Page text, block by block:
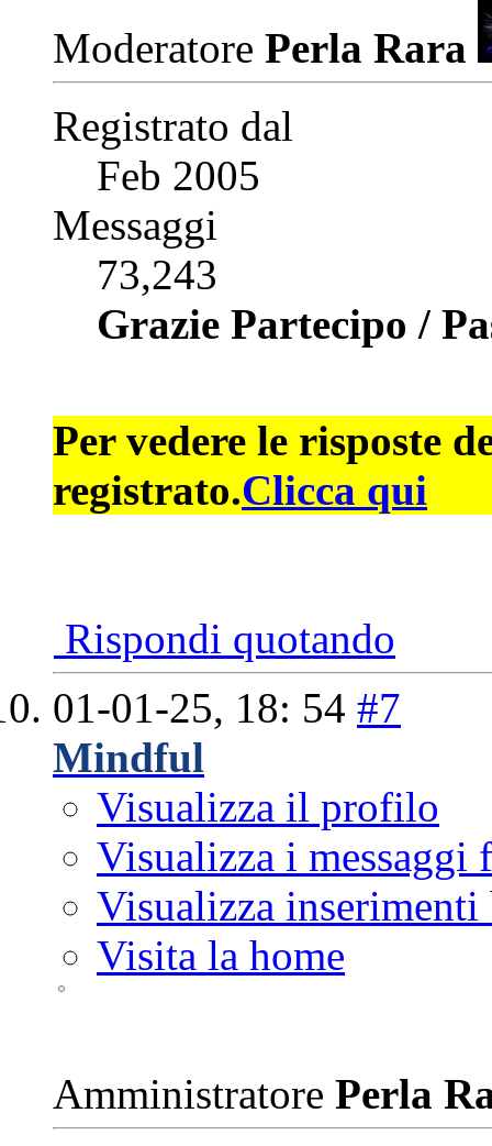
Moderatore Perla Rara
Registrato dal
Feb 2005
Messaggi
73,243
Grazie Partecipo /
Per vedere le risposte
registrato.Clicca qui
Rispondi quotando
01-01-25, 18: 54 #7
Mindful
Visualizza il profilo
Visualizza i messaggi
Visualizza inserimenti
Visita la home
Amministratore Perla